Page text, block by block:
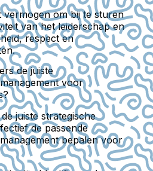
vermogen om bij te sturen
van het leiderschap en
respect en
de juiste
voor
juiste strategische
de passende
bepalen voor